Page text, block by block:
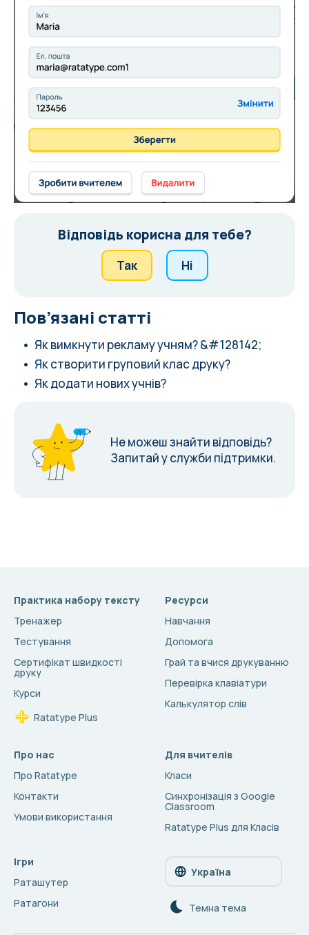
Відповідь корисна для тебе?
Так Ні
Пов’язані статті
Як вимкнути рекламу учням? &#128142;
Як створити груповий клас друку?
Як додати нових учнів?
Не можеш знайти відповідь?
Запитай у служби підтримки.
Практика набору тексту
Тренажер
Тестування
Сертифікат швидкості
друку
Курси
Ratatype Plus
Ресурси
Навчання
Допомога
Грай та вчися друкуванню
Перевірка клавіатури
Калькулятор слів
Про нас
Про Ratatype
Контакти
Умови використання
Для вчителів
Класи
Синхронізація з Google
Classroom
Ratatype Plus для Класів
Ігри
Раташутер
Ратагони
Україна
Темна тема